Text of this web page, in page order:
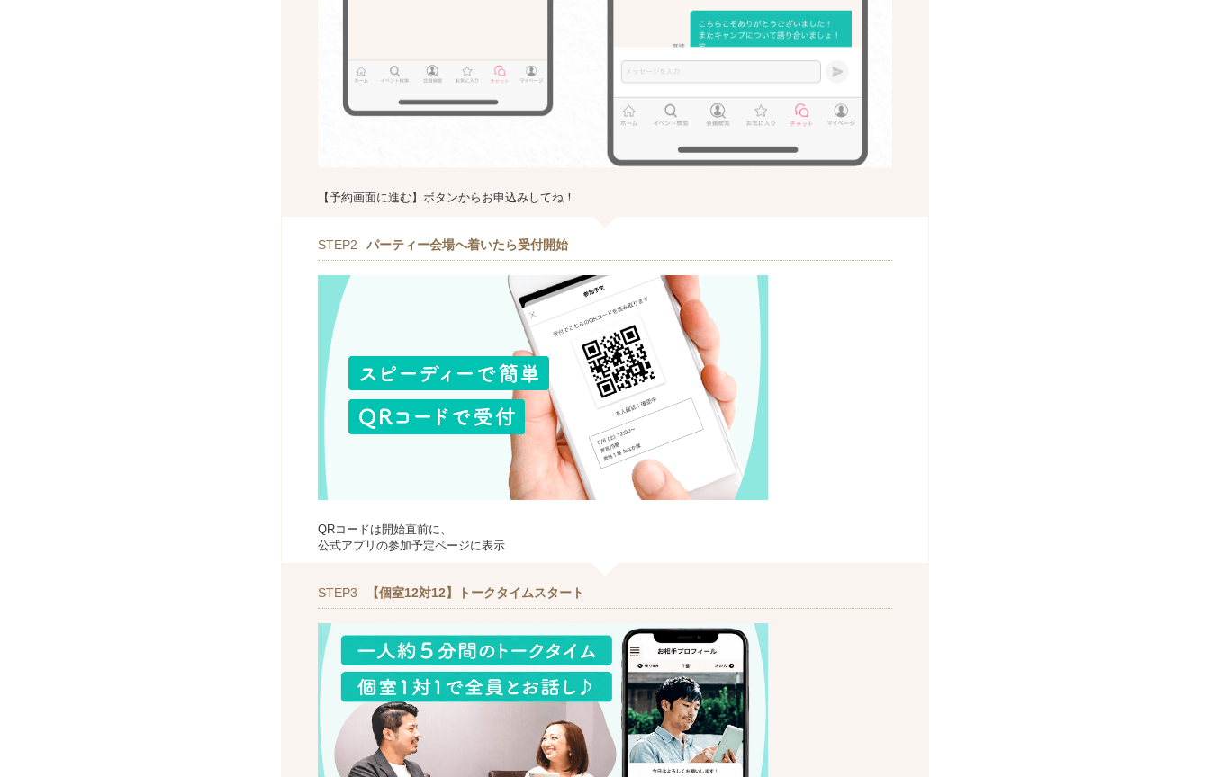
【予約画面に進む】ボタンからお申込みしてね！
STEP2 パーティー会場へ着いたら受付開始
QRコードは開始直前に、
公式アプリの参加予定ページに表示
STEP3 【個室12対12】トークタイムスタート